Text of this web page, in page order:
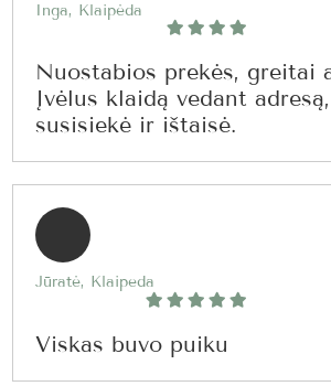
Inga, Klaipėda
Nuostabios prekės, greitai
Įvėlus klaidą vedant
susisiekė ir ištaisė.
Jūratė, Klaipeda
Viskas buvo puiku